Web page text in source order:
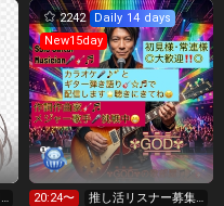
2242
Daily 14 days
New15day
20:24〜
推し活リスナー募集